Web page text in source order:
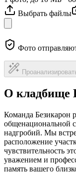
Выбрать файлы
Фото
О
Команда Безикарон
общенациональной
надгробий. Мы
расположение
чувствительность
уважением и
память вашего